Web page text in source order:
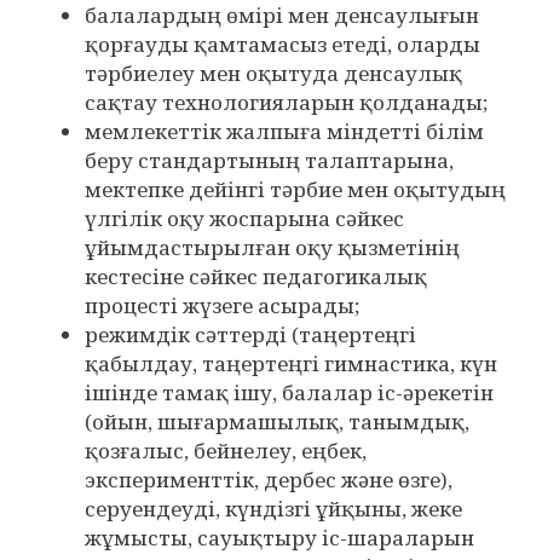
балалардың өмірі мен денсаулығын
қорғауды қамтамасыз етеді, оларды
тәрбиелеу мен оқытуда денсаулық
сақтау технологияларын қолданады;
мемлекеттік жалпыға міндетті білім
беру стандартының талаптарына,
мектепке дейінгі тәрбие мен оқытудың
үлгілік оқу жоспарына сәйкес
ұйымдастырылған оқу қызметінің
кестесіне сәйкес педагогикалық
процесті жүзеге асырады;
режимдік сәттерді (таңертеңгі
қабылдау, таңертеңгі гимнастика, күн
ішінде тамақ ішу, балалар іс-әрекетін
(ойын, шығармашылық, танымдық,
қозғалыс, бейнелеу, еңбек,
эксперименттік, дербес және өзге),
серуендеуді, күндізгі ұйқыны, жеке
жұмысты, сауықтыру іс-шараларын